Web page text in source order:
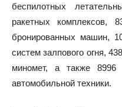
беспилотных
ракетных комплексов,
бронированных машин,
систем залпового огня,
миномет, а также 8996
автомобильной техники.